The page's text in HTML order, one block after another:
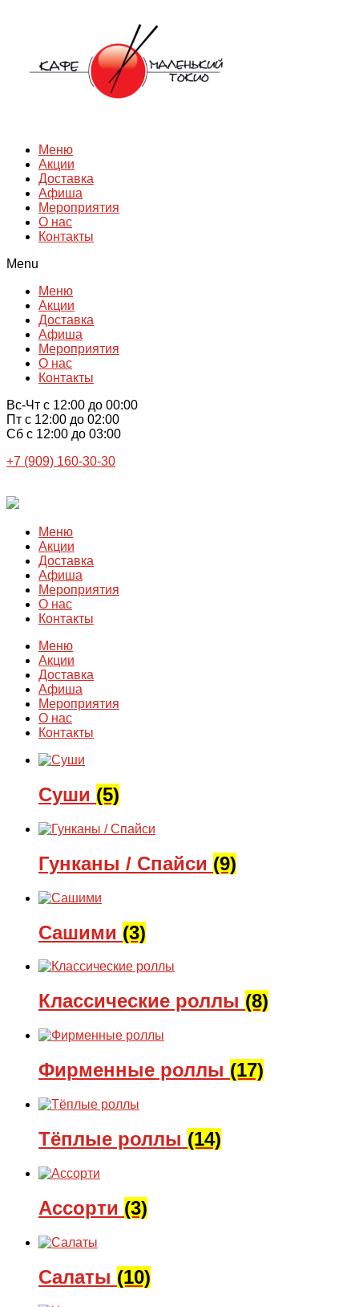
Меню
Акции
Доставка
Афиша
Мероприятия
О нас
Контакты
Menu
Меню
Акции
Доставка
Афиша
Мероприятия
О нас
Контакты
Вс-Чт с 12:00 до 00:00
Пт с 12:00 до 02:00
Сб с 12:00 до 03:00
+7 (909) 160-30-30
Меню
Акции
Доставка
Афиша
Мероприятия
О нас
Контакты
Меню
Акции
Доставка
Афиша
Мероприятия
О нас
Контакты
Суши (5)
Гунканы / Спайси (9)
Сашими (3)
Классические роллы (8)
Фирменные роллы (17)
Тёплые роллы (14)
Ассорти (3)
Салаты (10)